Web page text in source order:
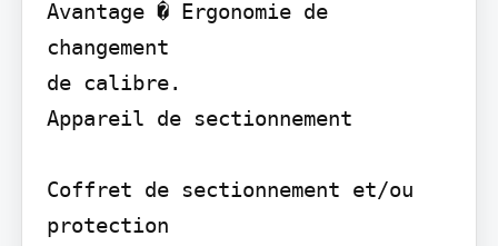
Avantage � Ergonomie de
changement
de calibre.
Appareil de sectionnement
Coffret de sectionnement et/ou
protection